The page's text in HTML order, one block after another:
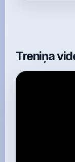
Treniņa